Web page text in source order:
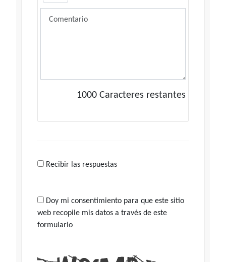
1000 Caracteres restantes
Recibir las respuestas
Doy mi consentimiento para que este sitio
web recopile mis datos a través de este
formulario